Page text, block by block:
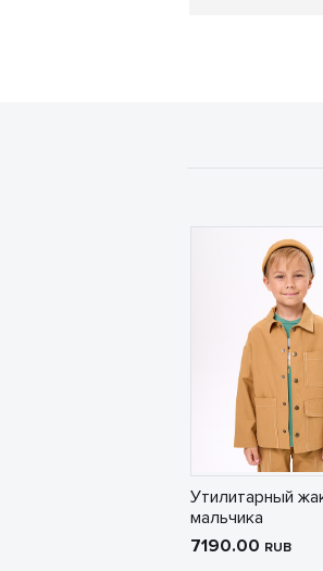
Утилитарный
мальчика
7190.00 RUB